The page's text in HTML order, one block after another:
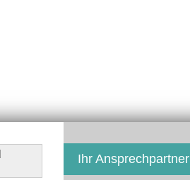
Ihr Ansprechpartner